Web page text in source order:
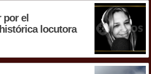
por el
locutora